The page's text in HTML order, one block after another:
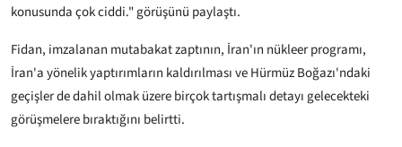
konusunda çok ciddi." görüşünü paylaştı.
Fidan, imzalanan mutabakat zaptının, İran'ın nükleer programı,
İran'a yönelik yaptırımların kaldırılması ve Hürmüz Boğazı'ndaki
geçişler de dahil olmak üzere birçok tartışmalı detayı gelecekteki
görüşmelere bıraktığını belirtti.